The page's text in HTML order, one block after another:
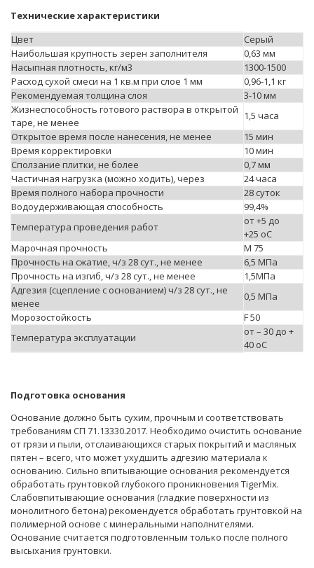
Технические характеристики
Цвет
Серый
Наибольшая крупность зерен заполнителя
0,63 мм
Насыпная плотность, кг/м3
1300-1500
Расход сухой смеси на 1 кв.м при слое 1 мм
0,96-1,1 кг
Рекомендуемая толщина слоя
3-10 мм
Жизнеспособность готового раствора в открытой
таре, не менее
1,5 часа
Открытое время после нанесения, не менее
15 мин
Время корректировки
10 мин
Сползание плитки, не более
0,7 мм
Частичная нагрузка (можно ходить), через
24 часа
Время полного набора прочности
28 суток
Водоудерживающая способность
99,4%
Температура проведения работ
от +5 до
+25 оС
Марочная прочность
М 75
Прочность на сжатие, ч/з 28 сут., не менее
6,5 МПа
Прочность на изгиб, ч/з 28 сут., не менее
1,5МПа
Адгезия (сцепление с основанием) ч/з 28 сут., не
менее
0,5 МПа
Морозостойкость
F 50
Температура эксплуатации
от – 30 до +
40 оС
Подготовка основания
Основание должно быть сухим, прочным и соответствовать
требованиям СП 71.13330.2017. Необходимо очистить основание
от грязи и пыли, отслаивающихся старых покрытий и масляных
пятен – всего, что может ухудшить адгезию материала к
основанию. Сильно впитывающие основания рекомендуется
обработать грунтовкой глубокого проникновения TigerMix.
Слабовпитывающие основания (гладкие поверхности из
монолитного бетона) рекомендуется обработать грунтовкой на
полимерной основе с минеральными наполнителями.
Основание считается подготовленным только после полного
высыхания грунтовки.